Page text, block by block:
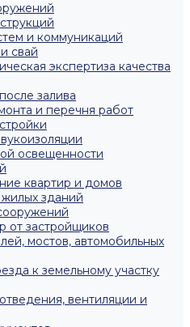
и коммуникаций
свай
экспертиза качества
залива
и перечня работ
освещенности
квартир и домов
зданий
от застройщиков
мостов, автомобильных
к земельному участку
вентиляции и